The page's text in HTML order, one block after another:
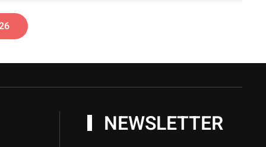
NEWSLETTER